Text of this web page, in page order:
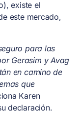
existe el
este mercado,
para las
Gerasim y Avag
en camino de
que
Karen
declaración.